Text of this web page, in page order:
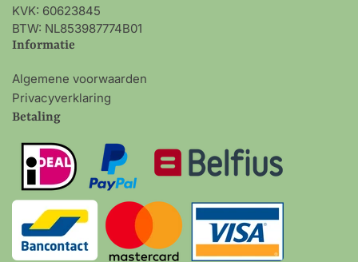
KVK: 60623845
BTW: NL853987774B01
Informatie
Algemene voorwaarden
Privacyverklaring
Betaling